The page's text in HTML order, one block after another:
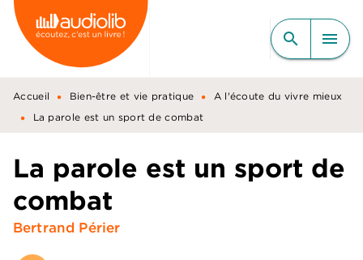
MENU RECHERCHE
CONTENU
PIED DE PAGE
search menu
Accueil • Bien-être et vie pratique • A l'écoute du vivre mieux
• La parole est un sport de combat
La parole est un sport de
combat
Bertrand Périer